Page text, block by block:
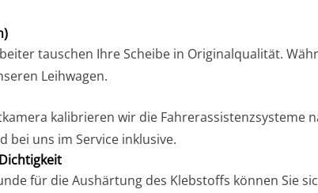
tauschen Ihre Scheibe in Originalqualität.
Leihwagen.
kalibrieren wir die Fahrerassistenzsysteme
bei uns im Service inklusive.
für die Aushärtung des Klebstoffs können Sie